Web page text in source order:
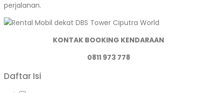
perjalanan.
KONTAK BOOKING KENDARAAN
0811 973 778
Daftar Isi